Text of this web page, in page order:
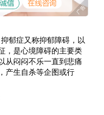
郁症又称抑郁障碍，以
，是心境障碍的主要类
从闷闷不乐一直到悲痛
产生自杀等企图或行